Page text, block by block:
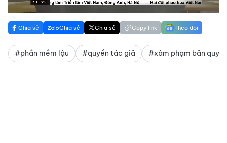
Chia sẻ Chia sẻ Chia sẻ Copy link Theo dõi
#phần mềm lậu #quyền tác giả #xâm phạm bản